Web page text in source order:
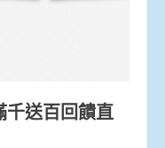
千送百回饋直